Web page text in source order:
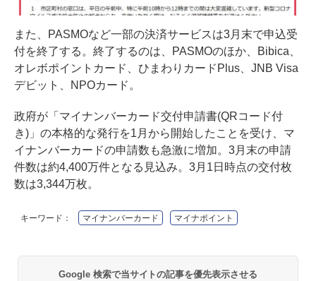
また、PASMOなど一部の決済サービスは3月末で申込受
付を終了する 。終了するのは、PASMOのほか、Bibica、
オレボポイントカード、ひまわりカードPlus、JNB Visa
デビット、NPOカード。
政府が「マイナンバーカード交付申請書(QRコード付
き)」の本格的な発行を1月から開始したことを受け、マ
イナンバーカードの申請数も急激に増加。3月末の申請
件数は約4,400万件となる見込み。3月1日時点の交付枚
数は3,344万枚。
キーワード： マイナンバーカード マイナポイント
Google 検索で当サイトの記事を優先表示させる